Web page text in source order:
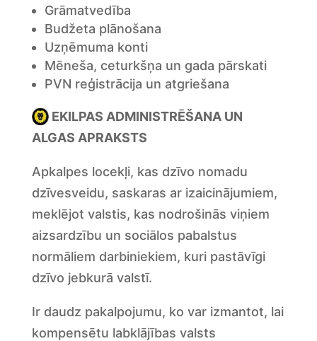
Grāmatvedība
Budžeta plānošana
Uzņēmuma konti
Mēneša, ceturkšņa un gada pārskati
PVN reģistrācija un atgriešana
EKILPAS ADMINISTRĒŠANA UN
ALGAS APRAKSTS
Apkalpes locekļi, kas dzīvo nomadu
dzīvesveidu, saskaras ar izaicinājumiem,
meklējot valstis, kas nodrošinās viņiem
aizsardzību un sociālos pabalstus
normāliem darbiniekiem, kuri pastāvīgi
dzīvo jebkurā valstī.
Ir daudz pakalpojumu, ko var izmantot, lai
kompensētu labklājības valsts